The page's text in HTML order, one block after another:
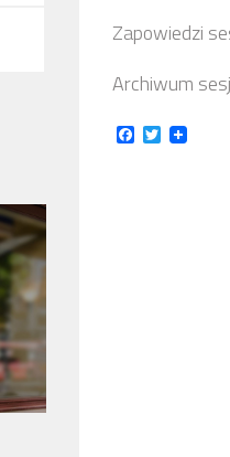
Zapowiedzi
Archiwum
Facebook
Twitter